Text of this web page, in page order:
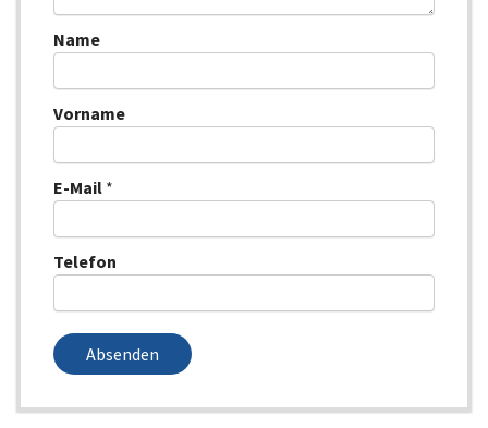
Name
Vorname
E-Mail *
Telefon
Absenden